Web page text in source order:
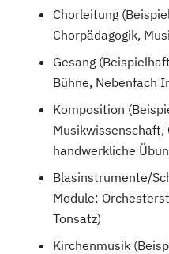
Chorleitung
Chorpädagogik,
Gesang
Bühne, Nebenfach
Komposition
Musikwissenschaft,
handwerkliche
Blasinstrumente/
Module:
Tonsatz)
Kirchenmusik